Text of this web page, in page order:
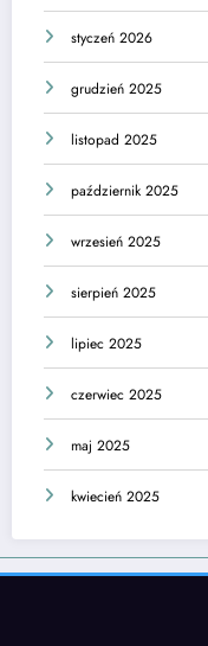
styczeń 2026
grudzień 2025
listopad 2025
październik 2025
wrzesień 2025
sierpień 2025
lipiec 2025
czerwiec 2025
maj 2025
kwiecień 2025